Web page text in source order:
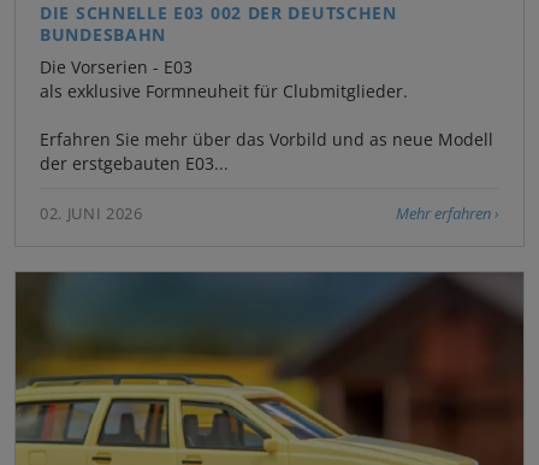
DIE SCHNELLE E03 002 DER DEUTSCHEN
BUNDESBAHN
Die Vorserien - E03
als exklusive Formneuheit für Clubmitglieder.
Erfahren Sie mehr über das Vorbild und as neue Modell
der erstgebauten E03...
02. JUNI 2026 Mehr erfahren